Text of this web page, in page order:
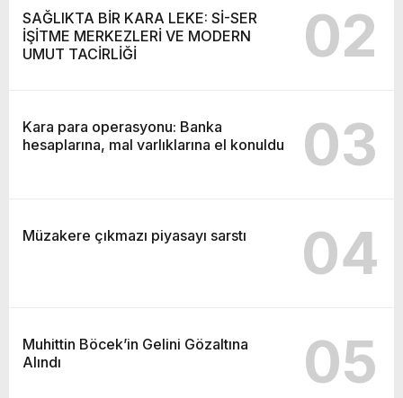
SAĞLIKTA BİR KARA LEKE: Sİ-SER
İŞİTME MERKEZLERİ VE MODERN
UMUT TACİRLİĞİ
02
Kara para operasyonu: Banka
hesaplarına, mal varlıklarına el konuldu
03
Müzakere çıkmazı piyasayı sarstı 04
Muhittin Böcek’in Gelini Gözaltına
Alındı
05